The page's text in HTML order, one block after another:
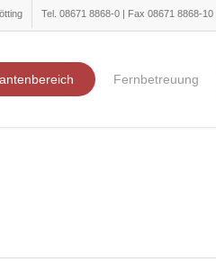
Tel. 08671 8868-0 | Fax 08671 8868-10
Fernbetreuung